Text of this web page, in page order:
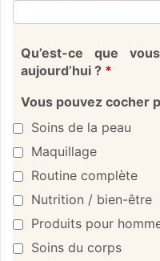
Qu’est-ce que
aujourd’hui ? *
Vous pouvez cocher
Soins de la peau
Maquillage
Routine complète
Nutrition / bien-être
Produits pour
Soins du corps